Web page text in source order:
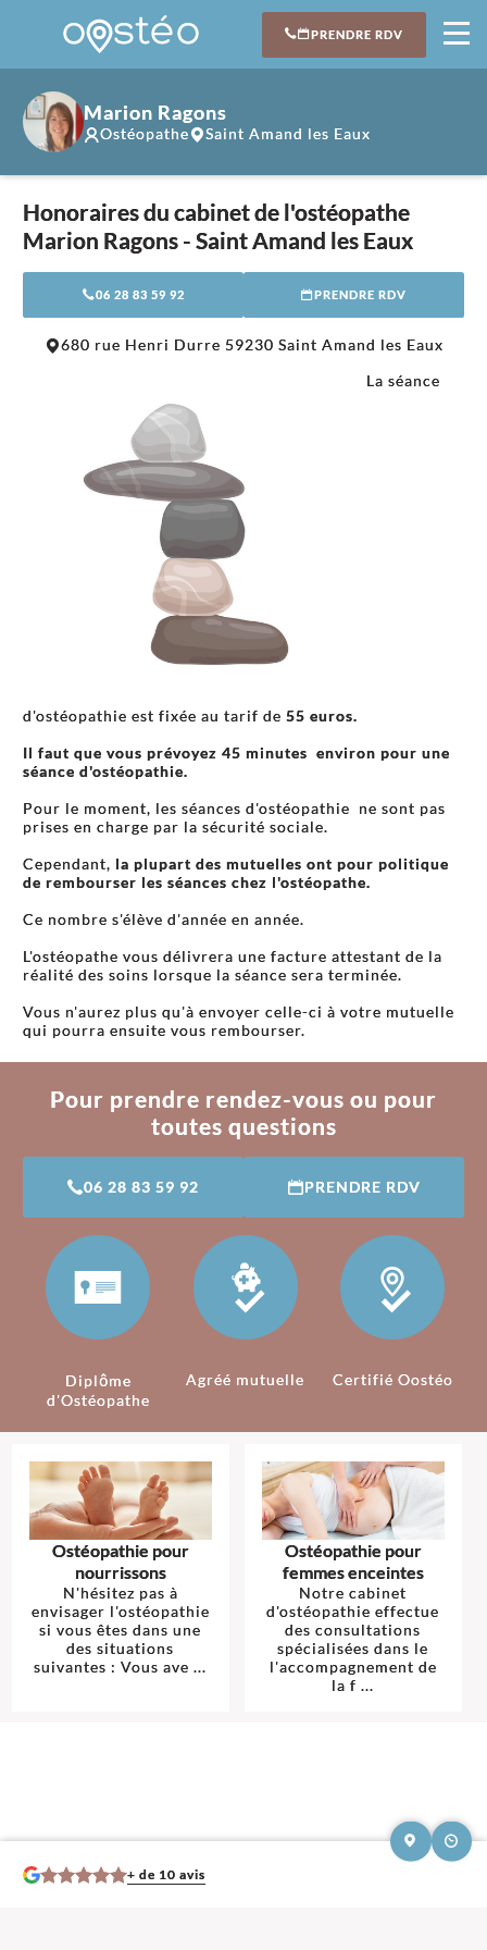
PRENDRE RDV
Marion Ragons
Ostéopathe Saint Amand les Eaux
Honoraires du cabinet de l'ostéopathe
Marion Ragons - Saint Amand les Eaux
06 28 83 59 92 PRENDRE RDV
680 rue Henri Durre 59230 Saint Amand les Eaux
La séance
d'ostéopathie est fixée au tarif de 55 euros.
Il faut que vous prévoyez 45 minutes environ pour une
séance d'ostéopathie.
Pour le moment, les séances d'ostéopathie ne sont pas
prises en charge par la sécurité sociale.
Cependant, la plupart des mutuelles ont pour politique
de rembourser les séances chez l'ostéopathe.
Ce nombre s'élève d'année en année.
L'ostéopathe vous délivrera une facture attestant de la
réalité des soins lorsque la séance sera terminée.
Vous n'aurez plus qu'à envoyer celle-ci à votre mutuelle
qui pourra ensuite vous rembourser.
Pour prendre rendez-vous ou pour
toutes questions
06 28 83 59 92 PRENDRE RDV
Diplôme
d'Ostéopathe
Agréé mutuelle Certifié Oostéo
Ostéopathie pour
nourrissons
N'hésitez pas à
envisager l'ostéopathie
si vous êtes dans une
des situations
suivantes : Vous ave ...
Ostéopathie pour
femmes enceintes
Notre cabinet
d'ostéopathie effectue
des consultations
spécialisées dans le
l'accompagnement de
la f ...
+ de 10 avis